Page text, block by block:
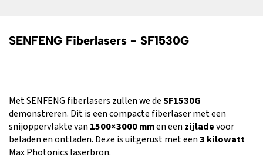
SENFENG Fiberlasers - SF1530G
Met SENFENG fiberlasers zullen we deSF1530G
demonstreren. Dit is een compacte fiberlaser met een
snijoppervlakte van1500×3000 mmen eenzijladevoor
beladen en ontladen. Deze is uitgerust met een3 kilowatt
Max Photonics laserbron.